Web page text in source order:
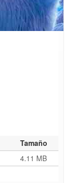
Tamaño
4.11 MB